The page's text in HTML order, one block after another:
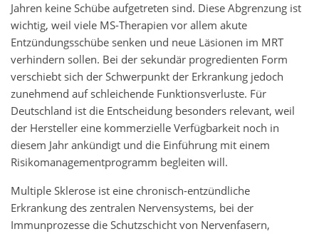
Jahren keine Schübe aufgetreten sind. Diese Abgrenzung ist
wichtig, weil viele MS-Therapien vor allem akute
Entzündungsschübe senken und neue Läsionen im MRT
verhindern sollen. Bei der sekundär progredienten Form
verschiebt sich der Schwerpunkt der Erkrankung jedoch
zunehmend auf schleichende Funktionsverluste. Für
Deutschland ist die Entscheidung besonders relevant, weil
der Hersteller eine kommerzielle Verfügbarkeit noch in
diesem Jahr ankündigt und die Einführung mit einem
Risikomanagementprogramm begleiten will.
Multiple Sklerose ist eine chronisch-entzündliche
Erkrankung des zentralen Nervensystems, bei der
Immunprozesse die Schutzschicht von Nervenfasern,